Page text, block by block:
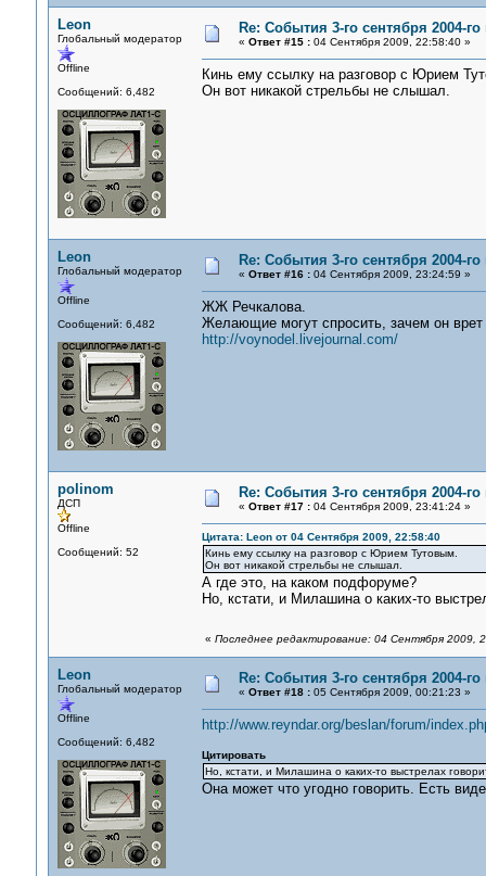
Leon
Глобальный модератор
Offline
Сообщений: 6,482
Re: События 3-го сентября 2004-
« Ответ #15 :04 Сентября 2009, 22:58:40 »
Кинь ему ссылку на разговор с Юрием
Он вот никакой стрельбы не слышал.
Leon
Глобальный модератор
Offline
Сообщений: 6,482
Re: События 3-го сентября 2004-
« Ответ #16 :04 Сентября 2009, 23:24:59 »
ЖЖ Речкалова.
Желающие могут спросить, зачем он врет
http://voynodel.livejournal.com/
polinom
ДСП
Offline
Сообщений: 52
Re: События 3-го сентября 2004-
« Ответ #17 :04 Сентября 2009, 23:41:24 »
Цитата: Leon от 04 Сентября 2009, 22:58:40
Кинь ему ссылку на разговор с Юрием Тутовым.
Он вот никакой стрельбы не слышал.
А где это, на каком подфоруме?
Но, кстати, и Милашина о каких-то
« Последнее редактирование: 04 Сентября 2009,
Leon
Глобальный модератор
Offline
Сообщений: 6,482
Re: События 3-го сентября 2004-
« Ответ #18 :05 Сентября 2009, 00:21:23 »
http://www.reyndar.org/beslan/forum/
Цитировать
Но, кстати, и Милашина о каких-то выстрелах
Она может что угодно говорить. Есть